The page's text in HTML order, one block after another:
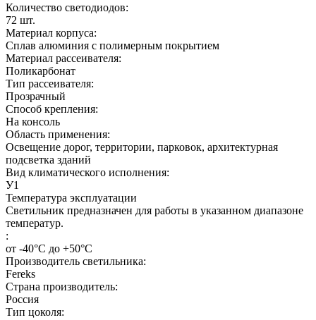
Количество светодиодов:
72 шт.
Материал корпуса:
Сплав алюминия с полимерным покрытием
Материал рассеивателя:
Поликарбонат
Тип рассеивателя:
Прозрачный
Способ крепления:
На консоль
Область применения:
Освещение дорог, территории, парковок, архитектурная
подсветка зданий
Вид климатического исполнения:
У1
Температура эксплуатации
Светильник предназначен для работы в указанном диапазоне
температур.
:
от -40°С до +50°С
Производитель светильника:
Fereks
Страна производитель:
Россия
Тип цоколя: